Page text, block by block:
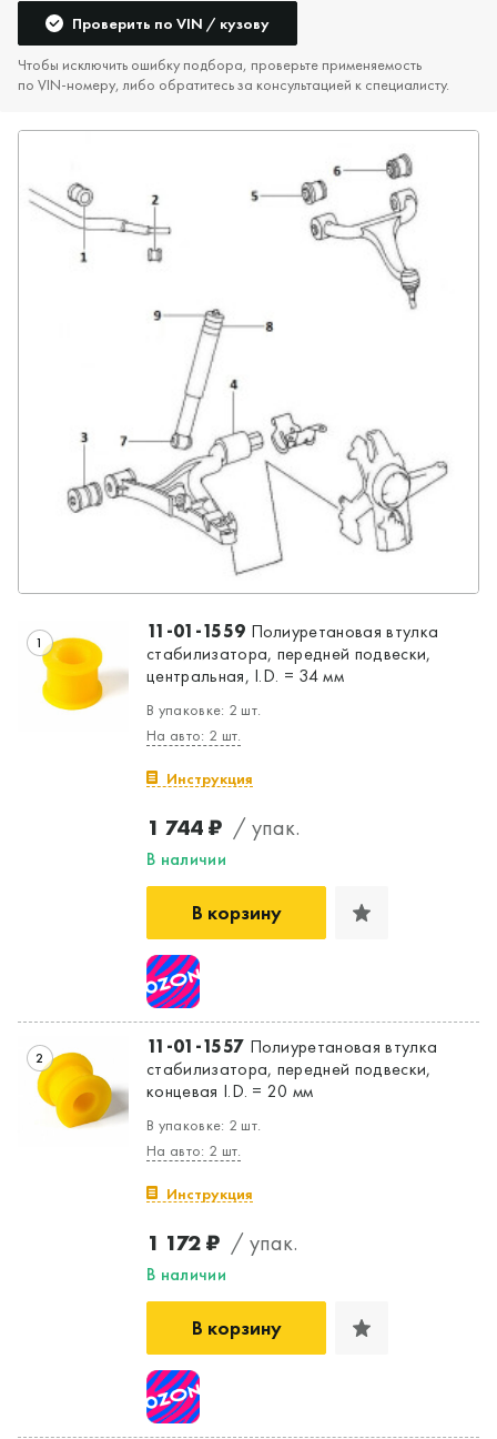
Проверить по VIN / кузову
Чтобы исключить ошибку подбора, проверьте применяемость
по VIN‑номеру, либо обратитесь за консультацией к специалисту.
1 11-01-1559 Полиуретановая втулка
стабилизатора, передней подвески,
центральная, I.D. = 34 мм
В упаковке: 2 шт.
На авто: 2 шт.
Инструкция
1 744 ₽ / упак.
В наличии
В корзину
2 11-01-1557 Полиуретановая втулка
стабилизатора, передней подвески,
концевая I.D. = 20 мм
В упаковке: 2 шт.
На авто: 2 шт.
Инструкция
1 172 ₽ / упак.
В наличии
В корзину